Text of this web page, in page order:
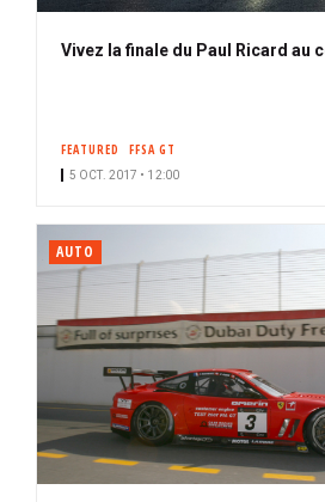
Vivez la finale du Paul Ricard au
FEATURED FFSA GT
5 OCT. 2017 • 12:00
AUTO